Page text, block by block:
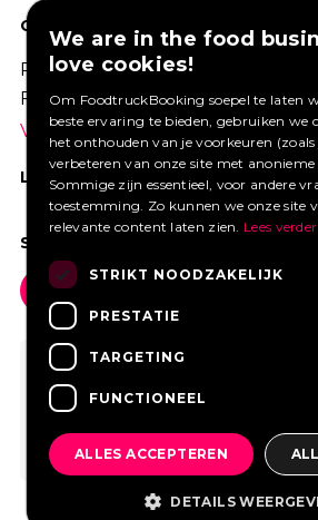
GOED VERZEKERD ONDERNEMEN?
Profiteer van een aantrekkelijke
Foodtruckbooking.
Vraag een offerte aan.
LIKE ONS OP FACEBOOK
SOCIAL MEDIA
We are in the food
love cookies!
Om FoodtruckBooking soepel te laten
beste ervaring te bieden, gebruiken we
het onthouden van je voorkeuren
verbeteren van onze site met anonieme
Sommige zijn essentieel, voor andere
toestemming. Zo kunnen we onze site
relevante content laten zien. Lees verder
STRIKT NOODZAKELIJK
PRESTATIE
TARGETING
FUNCTIONEEL
ALLES ACCEPTEREN
DETAILS